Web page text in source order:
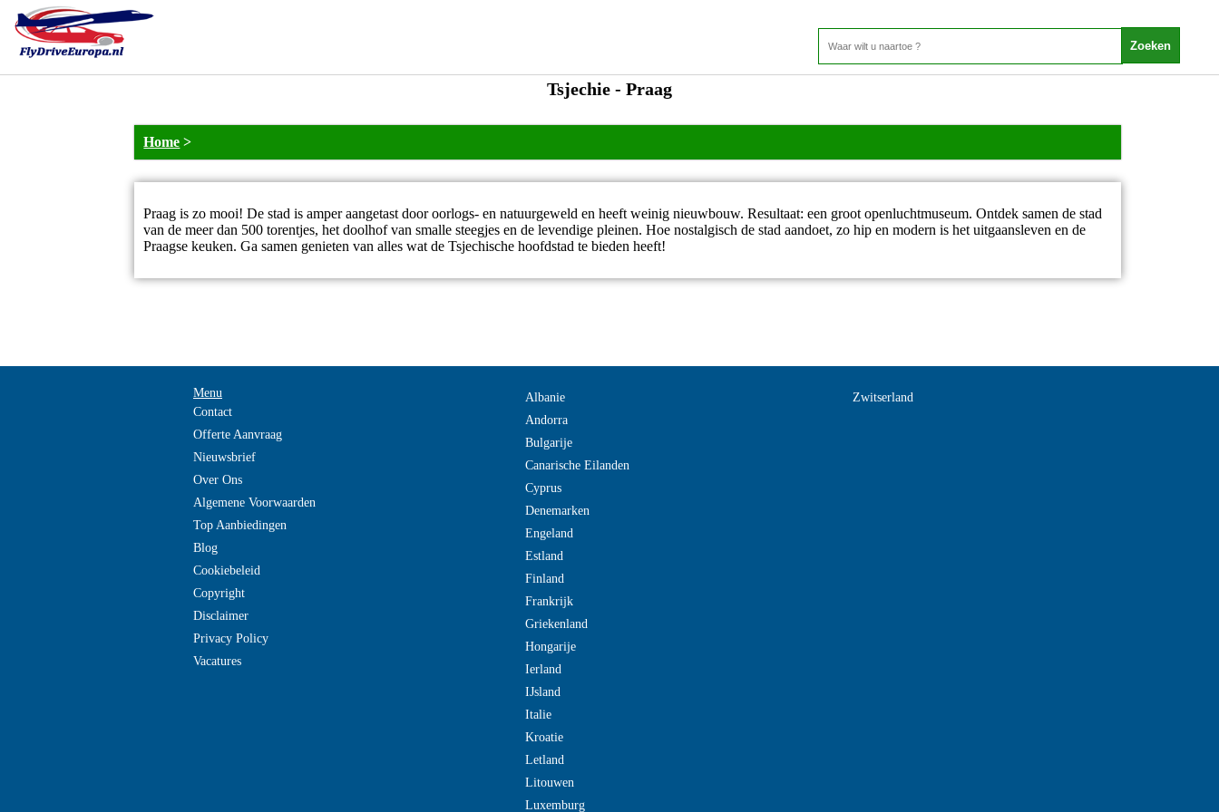
Tsjechie - Praag
Home >
Praag is zo mooi! De stad is amper aangetast door oorlogs- en natuurgeweld en heeft weinig nieuwbouw. Resultaat: een groot openluchtmuseum. Ontdek samen de stad
van de meer dan 500 torentjes, het doolhof van smalle steegjes en de levendige pleinen. Hoe nostalgisch de stad aandoet, zo hip en modern is het uitgaansleven en de
Praagse keuken. Ga samen genieten van alles wat de Tsjechische hoofdstad te bieden heeft!
Menu
Contact
Offerte Aanvraag
Nieuwsbrief
Over Ons
Algemene Voorwaarden
Top Aanbiedingen
Blog
Cookiebeleid
Copyright
Disclaimer
Privacy Policy
Vacatures
Albanie
Andorra
Bulgarije
Canarische Eilanden
Cyprus
Denemarken
Engeland
Estland
Finland
Frankrijk
Griekenland
Hongarije
Ierland
IJsland
Italie
Kroatie
Letland
Litouwen
Luxemburg
Zwitserland